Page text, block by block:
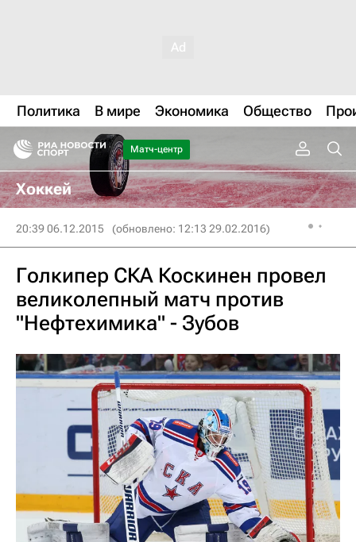
Политика В мире Экономика Общество
Матч-центр
Хоккей
20:39 06.12.2015 (обновлено: 12:13 29.02.2016)
Голкипер СКА Коскинен провел
великолепный матч против
"Нефтехимика" - Зубов